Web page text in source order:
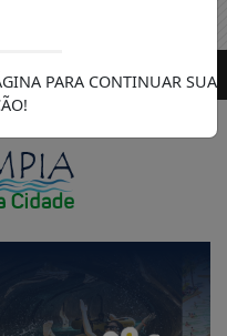
PARA CONTINUAR SUA